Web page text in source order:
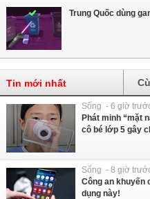
Trung Quốc dùng
Tin mới nhất
Sống - 6 giờ
Phát minh “mặt
cô bé lớp 5 gây
Sống - 8 giờ
Công an khuyến
dụng này!